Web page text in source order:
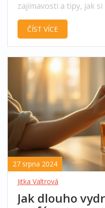
zajímavosti a tipy, jak
očekávání a radosti.
symbolice adventu.
ČÍST VÍCE
27 srpna 2024
Jitka Valtrová
Jak dlouho